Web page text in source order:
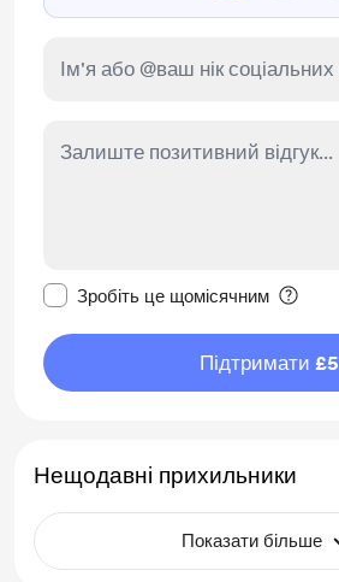
Зробіть це щомісячним
Підтримати £5
Нещодавні прихильники
Показати більше